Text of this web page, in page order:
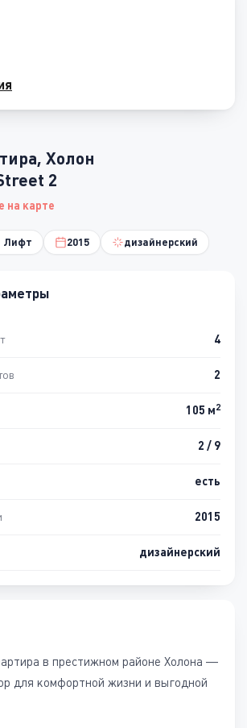
Холон
2
на карте
Лифт 2015 дизайнерский
4
2
105 м2
2 / 9
есть
2015
дизайнерский
в престижном районе Холона —
для комфортной жизни и выгодной